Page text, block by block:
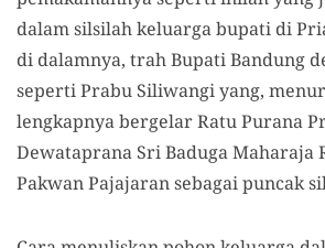
dalam silsilah keluarga bupati di
di dalamnya, trah Bupati Bandung
seperti Prabu Siliwangi yang,
lengkapnya bergelar Ratu Purana
Dewataprana Sri Baduga Maharaja
Pakwan Pajajaran sebagai puncak